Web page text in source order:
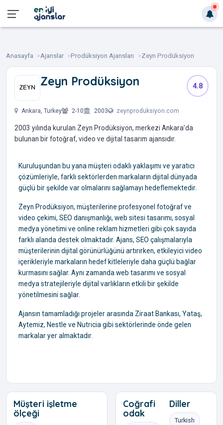
Anasayfa Ajanslar Prodüksiyon Ajansları Zeyn Prodüksiyon
Zeyn Prodüksiyon 4.8
Ankara, Turkey 2-10 2003 zeynproduksiyon.com
2003 yılında kurulan Zeyn Prodüksiyon, merkezi Ankara’da
bulunan bir fotoğraf, video ve dijital tasarım ajansıdır.
Kuruluşundan bu yana müşteri odaklı yaklaşımı ve yaratıcı
çözümleriyle, farklı sektörlerden markaların dijital dünyada
güçlü bir şekilde var olmalarını sağlamayı hedeflemektedir.
Zeyn Prodüksiyon, müşterilerine profesyonel fotoğraf ve
video çekimi, SEO danışmanlığı, web sitesi tasarımı, sosyal
medya yönetimi ve online reklam hizmetleri gibi çok sayıda
farklı alanda destek olmaktadır. Ajans, SEO çalışmalarıyla
müşterilerinin dijital görünürlüğünü artırırken, etkileyici video
içerikleriyle markaların hedef kitleleriyle daha güçlü bağlar
kurmasını sağlar. Aynı zamanda web tasarımı ve sosyal
medya stratejileriyle dijital varlıkların etkili bir şekilde
yönetilmesini sağlar.
Ajansın tamamladığı projeler arasında Ziraat Bankası, Yataş,
Aytemiz, Nestle ve Nutricia gibi sektörlerinde önde gelen
markalar yer almaktadır.
Müşteri işletme
ölçeği
Coğrafi
odak
Diller
Turkish